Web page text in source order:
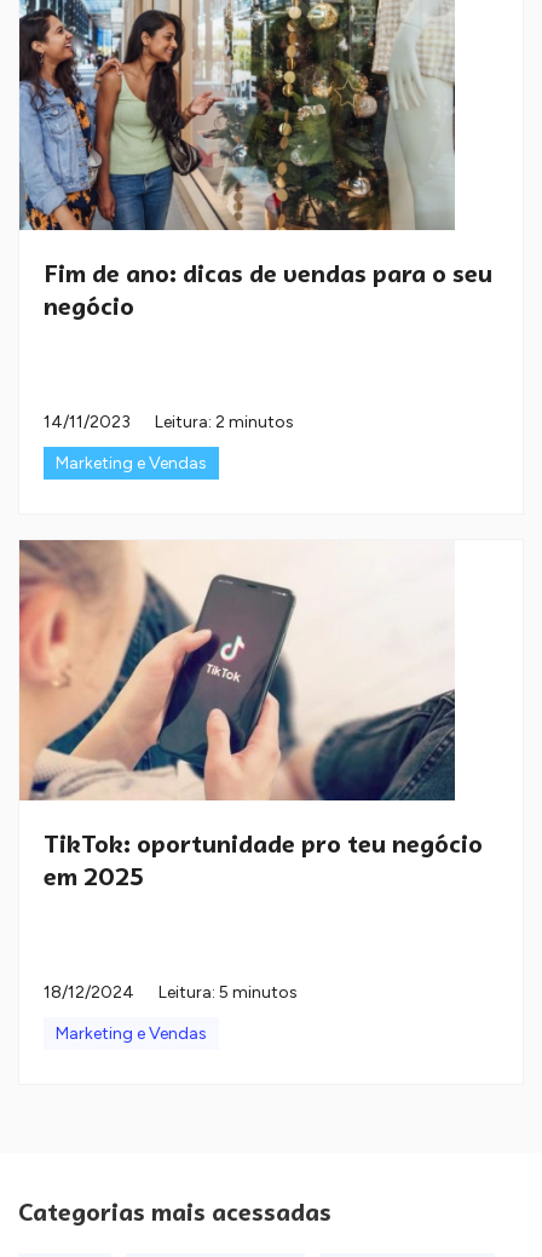
Fim de ano: dicas de vendas para o seu
negócio
14/11/2023
Leitura: 2 minutos
Marketing e Vendas
TikTok: oportunidade pro teu negócio
em 2025
18/12/2024
Leitura: 5 minutos
Marketing e Vendas
Categorias mais acessadas